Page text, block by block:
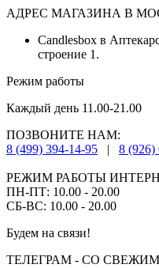
АДРЕС МАГАЗИНА В
Candlesbox в
строение 1.
Режим работы
Каждый день 11.00-21.00
ПОЗВОНИТЕ НАМ:
8 (499) 394-14-95
| 8 (926)
РЕЖИМ РАБОТЫ
ПН-ПТ: 10.00 - 20.00
СБ-ВС: 10.00 - 20.00
Будем на связи!
ТЕЛЕГРАМ - СО